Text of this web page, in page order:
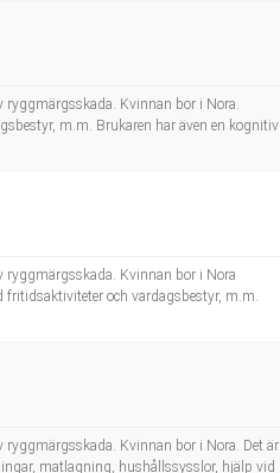
Kvinnan bor i Nora.
m.m. Brukaren har även en kognitiv
ryggmärgsskada. Kvinnan bor i Nora
och vardagsbestyr, m.m.
Kvinnan bor i Nora. Det är
matlagning, hushållssysslor, hjälp vid